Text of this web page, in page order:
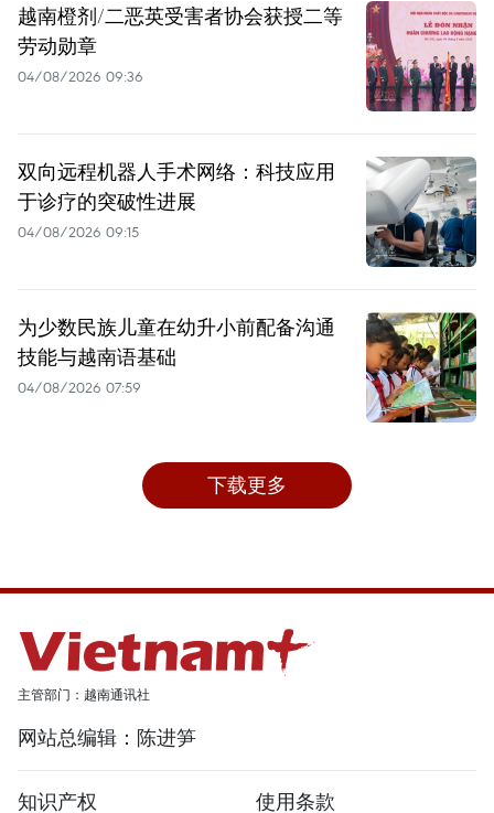
越南橙剂/二恶英受害者协会获授二等
劳动勋章
04/08/2026 09:36
双向远程机器人手术网络：科技应用
于诊疗的突破性进展
04/08/2026 09:15
为少数民族儿童在幼升小前配备沟通
技能与越南语基础
04/08/2026 07:59
下载更多
主管部门：越南通讯社
网站总编辑：陈进笋
知识产权 使用条款